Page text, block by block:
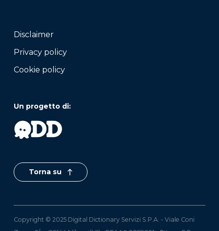
Disclaimer
Privacy policy
Cookie policy
Un progetto di:
Torna su
Copyright © 2025 Digital Dictionary Servizi S.P.A. - Viale Coni